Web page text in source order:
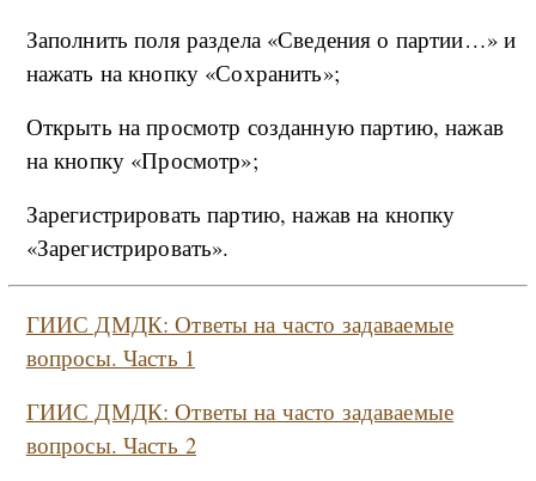
Заполнить поля раздела «Сведения о партии…» и
нажать на кнопку «Сохранить»;
Открыть на просмотр созданную партию, нажав
на кнопку «Просмотр»;
Зарегистрировать партию, нажав на кнопку
«Зарегистрировать».
ГИИС ДМДК: Ответы на часто задаваемые
вопросы. Часть 1
ГИИС ДМДК: Ответы на часто задаваемые
вопросы. Часть 2